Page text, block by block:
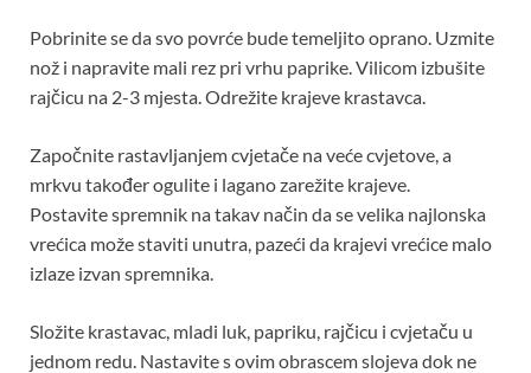
Pobrinite se da svo povrće bude temeljito oprano. Uzmite
nož i napravite mali rez pri vrhu paprike. Vilicom izbušite
rajčicu na 2-3 mjesta. Odrežite krajeve krastavca.
Započnite rastavljanjem cvjetače na veće cvjetove, a
mrkvu također ogulite i lagano zarežite krajeve.
Postavite spremnik na takav način da se velika najlonska
vrećica može staviti unutra, pazeći da krajevi vrećice malo
izlaze izvan spremnika.
Složite krastavac, mladi luk, papriku, rajčicu i cvjetaču u
jednom redu. Nastavite s ovim obrascem slojeva dok ne